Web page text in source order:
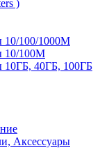
)
10/100/1000М
10/100M
10ГБ, 40ГБ, 100ГБ
Аксессуары